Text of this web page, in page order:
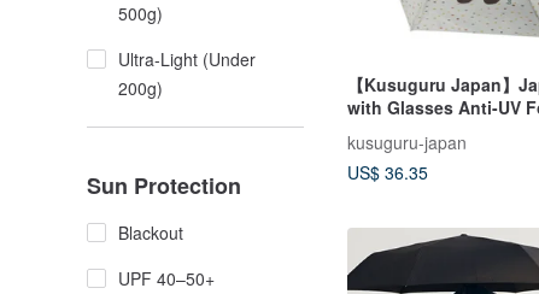
500g)
Ultra-Light (Under
200g)
Sun Protection
Blackout
UPF 40–50+
【Kusuguru Japan】
with Glasses Anti-UV
Days - Gray-Green Dots
kusuguru-japan
US$ 36.35